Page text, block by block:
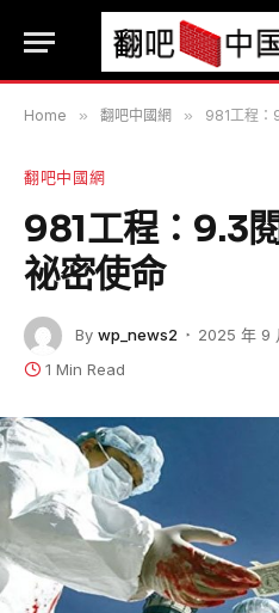
Home » 翻吧中國網 » 981工程：
翻吧中國網
981工程：9.3
祕密使命
By wp_news2 2025 年 9
1 Min Read